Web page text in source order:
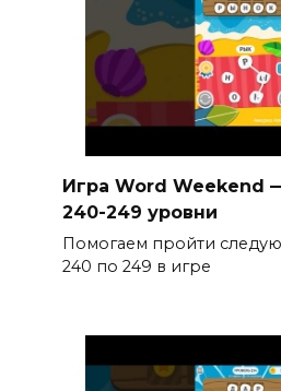
Игра Word Weekend
240-249 уровни
Помогаем пройти
240 по 249 в игре